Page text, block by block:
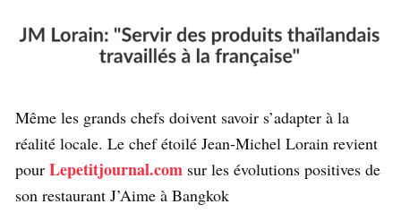
Même les grands chefs doivent savoir s’adapter à la
réalité locale. Le chef étoilé Jean-Michel Lorain revient
pour Lepetitjournal.com sur les évolutions positives de
son restaurant J’Aime à Bangkok